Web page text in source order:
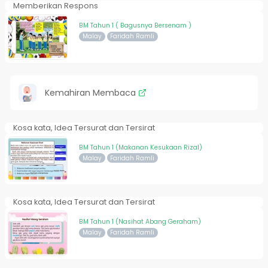
Memberikan Respons
BM Tahun 1 ( Bagusnya Bersenam )
Malay Faridah Ramli
Kemahiran Membaca
Kosa kata, Idea Tersurat dan Tersirat
BM Tahun 1 (Makanan Kesukaan Rizal)
Malay Faridah Ramli
Kosa kata, Idea Tersurat dan Tersirat
BM Tahun 1 (Nasihat Abang Geraham)
Malay Faridah Ramli